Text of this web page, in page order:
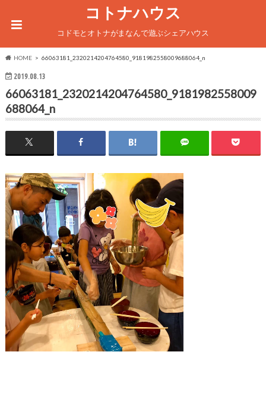
コトナハウス
コドモとオトナがまなんで遊ぶシェアハウス
HOME 66063181_2320214204764580_9181982558009688064_n
2019.08.13
66063181_2320214204764580_9181982558009
688064_n